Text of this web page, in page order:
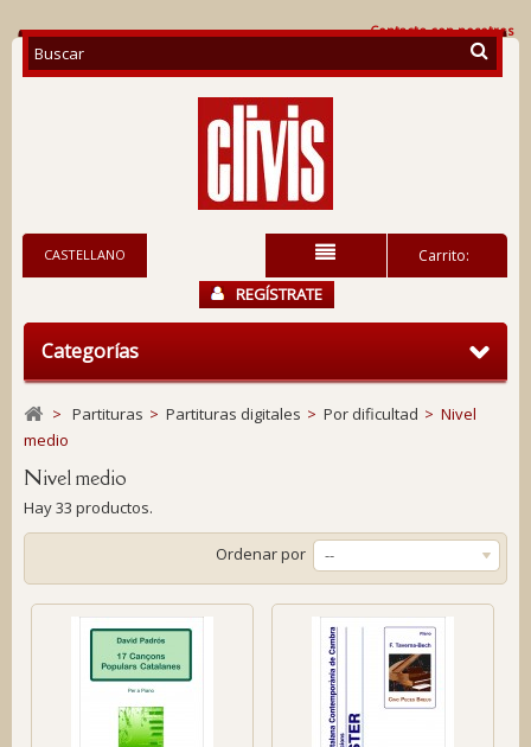
Contacte con nosotros
Carrito:
CASTELLANO
REGÍSTRATE
Categorías
> Partituras > Partituras digitales > Por dificultad > Nivel
medio
Nivel medio
Hay 33 productos.
Ordenar por --